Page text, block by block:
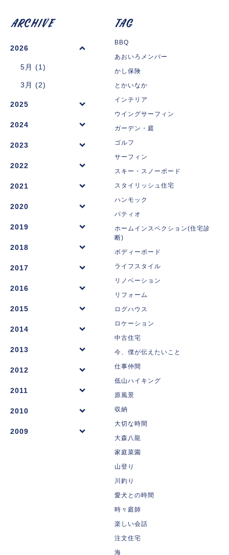
2026
5月 (1)
3月 (2)
2025
2024
2023
2022
2021
2020
2019
2018
2017
2016
2015
2014
2013
2012
2011
2010
2009
BBQ
あおいろメンバー
かし保険
とかいなか
インテリア
ウイングサーフィン
ガーデン・庭
ゴルフ
サーフィン
スキー・スノーボード
スタイリッシュ住宅
ハンモック
パティオ
ホームインスペクション(住宅診
断)
ボディーボード
ライフスタイル
リノベーション
リフォーム
ログハウス
ロケーション
中古住宅
今、僕が伝えたいこと
仕事仲間
低山ハイキング
原風景
収納
大切な時間
大森八龍
家庭菜園
山登り
川釣り
愛犬との時間
時々庭師
楽しい会話
注文住宅
海